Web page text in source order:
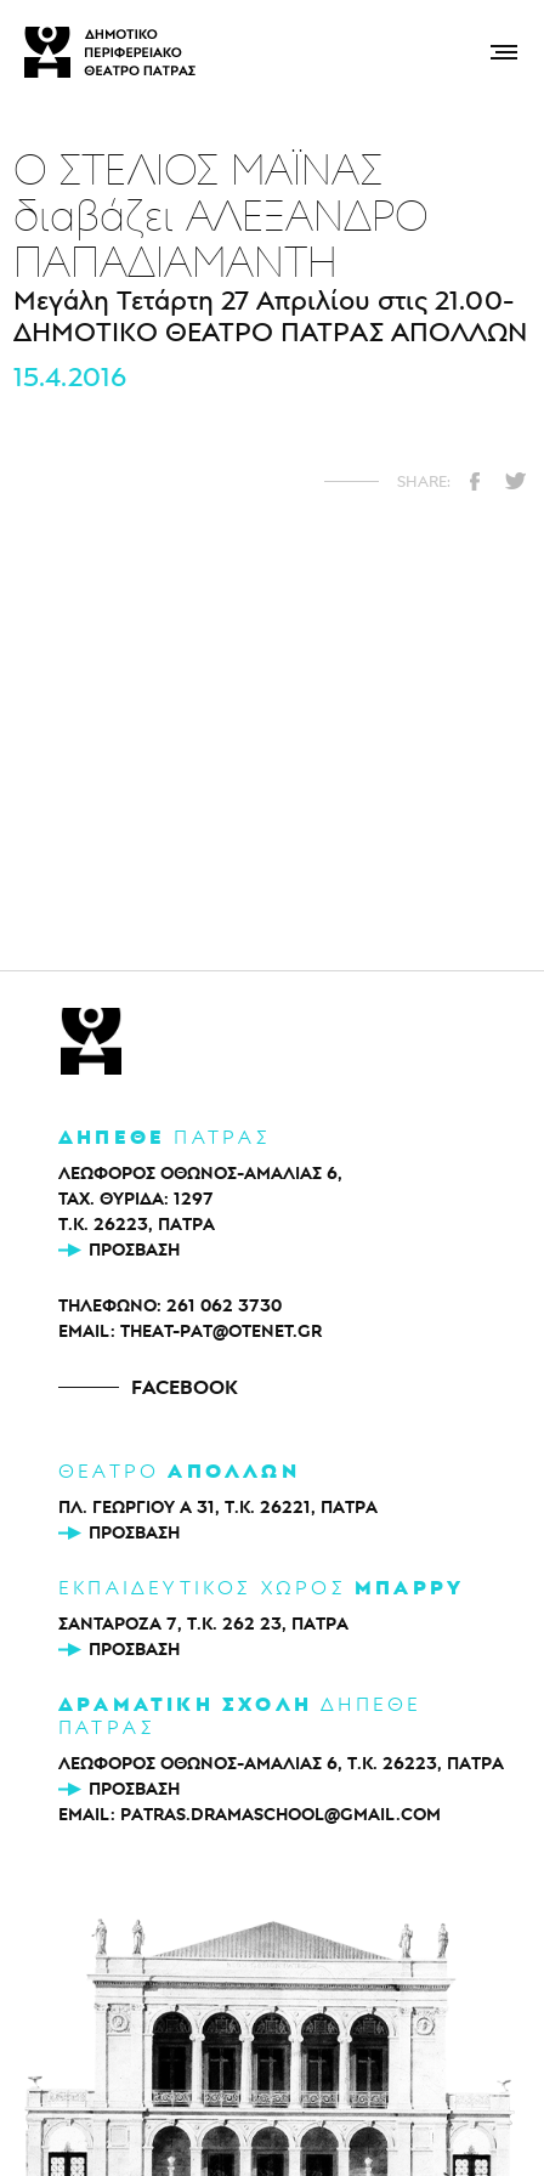
Ο ΣΤΕΛΙΟΣ ΜΑΪΝΑΣ
διαβάζει ΑΛΕΞΑΝΔΡΟ
ΠΑΠΑΔΙΑΜΑΝΤΗ
Μεγάλη Τετάρτη 27 Απριλίου στις 21.00-
ΔΗΜΟΤΙΚΟ ΘΕΑΤΡΟ ΠΑΤΡΑΣ ΑΠΟΛΛΩΝ
15.4.2016
ΔΗΠΕΘΕ ΠΑΤΡΑΣ
ΛΕΩΦΟΡΟΣ ΟΘΩΝΟΣ-ΑΜΑΛΙΑΣ 6,
ΤΑΧ. ΘΥΡΙΔΑ: 1297
Τ.Κ. 26223, ΠΑΤΡΑ
ΠΡΌΣΒΑΣΗ
ΤΗΛΕΦΩΝΟ: 261 062 3730
EMAIL: THEAT-PAT@OTENET.GR
FACEBOOK
ΘΕΑΤΡΟΑΠΟΛΛΩΝ
ΠΛ. ΓΕΩΡΓΙΟΥ Α 31, Τ.Κ. 26221, ΠΑΤΡΑ
ΠΡΌΣΒΑΣΗ
ΕΚΠΑΙΔΕΥΤΙΚΟΣ ΧΩΡΟΣ ΜΠΑΡΡΥ
ΣΑΝΤΑΡΟΖΑ 7, Τ.Κ. 262 23, ΠΑΤΡΑ
ΠΡΌΣΒΑΣΗ
ΔΡΑΜΑΤΙΚΗ ΣΧΟΛΗ ΔΗΠΕΘΕ
ΠΑΤΡΑΣ
ΛΕΩΦΟΡΟΣ ΟΘΩΝΟΣ-ΑΜΑΛΙΑΣ 6, Τ.Κ. 26223, ΠΑΤΡΑ
ΠΡΌΣΒΑΣΗ
EMAIL: PATRAS.DRAMASCHOOL@GMAIL.COM